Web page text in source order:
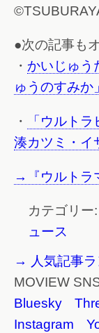
●次の記事
・ かいじゅう
ゅうのすみか
・
「ウルト
湊カツミ・イ
→『ウルトラ
カテゴリー:
ュース
→ 人気記事ラ
MOVIEW
Bluesky
Instagram